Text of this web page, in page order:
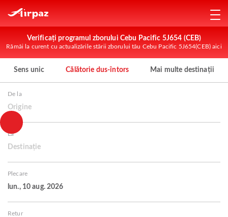
Verificați programul zborului Cebu Pacific 5J654 (CEB)
Rămâi la curent cu actualizările stării zborului tău Cebu Pacific 5J654(CEB) aici
Sens unic Călătorie dus-întors Mai multe destinații
De la
Origine
La
Destinație
Plecare
lun., 10 aug. 2026
Retur